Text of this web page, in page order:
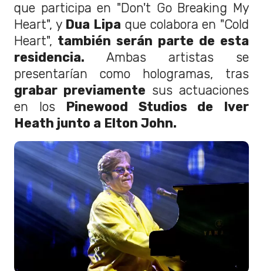
que participa en "Don't Go Breaking My
Heart", y Dua Lipa que colabora en "Cold
Heart", también serán parte de esta
residencia. Ambas artistas se
presentarían como hologramas, tras
grabar previamente sus actuaciones
en los
Pinewood Studios de Iver
Heath junto a Elton John.